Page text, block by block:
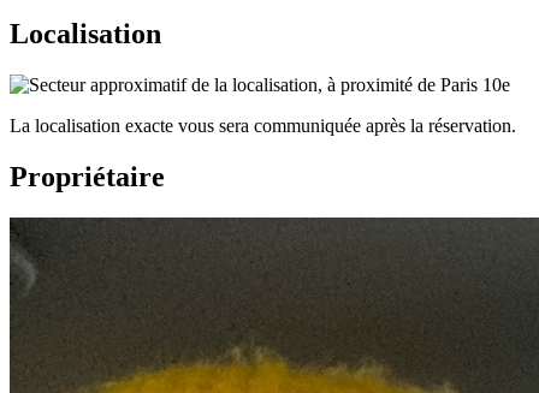
Localisation
La localisation exacte vous sera communiquée après la réservation.
Propriétaire